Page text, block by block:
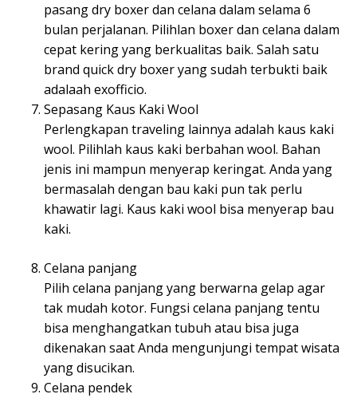
pasang dry boxer dan celana dalam selama 6
bulan perjalanan. Pilihlan boxer dan celana dalam
cepat kering yang berkualitas baik. Salah satu
brand quick dry boxer yang sudah terbukti baik
adalaah exofficio.
Sepasang Kaus Kaki Wool
Perlengkapan traveling lainnya adalah kaus kaki
wool. Pilihlah kaus kaki berbahan wool. Bahan
jenis ini mampun menyerap keringat. Anda yang
bermasalah dengan bau kaki pun tak perlu
khawatir lagi. Kaus kaki wool bisa menyerap bau
kaki.
Celana panjang
Pilih celana panjang yang berwarna gelap agar
tak mudah kotor. Fungsi celana panjang tentu
bisa menghangatkan tubuh atau bisa juga
dikenakan saat Anda mengunjungi tempat wisata
yang disucikan.
Celana pendek